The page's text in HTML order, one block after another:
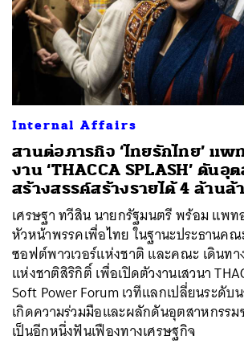
Internal Affairs
สานต่อภารกิจ ‘ไทยรักไทย’ แพ
งาน ‘THACCA SPLASH’ ดันอุ
สร้างสรรค์สร้างรายได้ 4 ล้านล้
เศรษฐา ทวีสิน นายกรัฐมนตรี พร้อม แพท
หัวหน้าพรรคเพื่อไทย ในฐานะประธานค
ซอฟต์พาวเวอร์แห่งชาติ และคณะ เดินท
แห่งชาติสิริกิติ์ เพื่อเปิดตัวงานเสวนา
Soft Power Forum เวทีแลกเปลี่ยนระดับ
เกิดความร่วมมือและผลักดันอุตสาหกรร
เป็นอีกหนึ่งฟันเฟืองทางเศรษฐกิจ